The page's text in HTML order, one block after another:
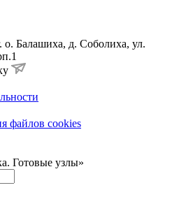
о. Балашиха, д. Соболиха, ул.
файлов cookies
Готовые узлы»